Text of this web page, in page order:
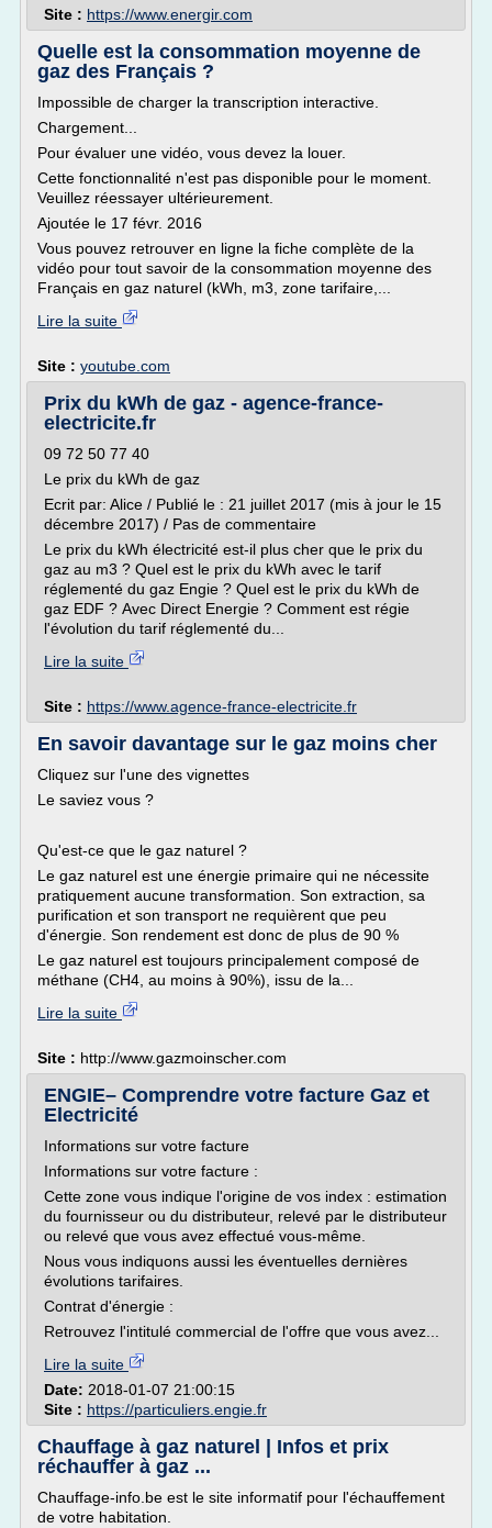
Site : https://www.energir.com
Quelle est la consommation moyenne de
gaz des Français ?
Impossible de charger la transcription interactive.
Chargement...
Pour évaluer une vidéo, vous devez la louer.
Cette fonctionnalité n'est pas disponible pour le moment.
Veuillez réessayer ultérieurement.
Ajoutée le 17 févr. 2016
Vous pouvez retrouver en ligne la fiche complète de la
vidéo pour tout savoir de la consommation moyenne des
Français en gaz naturel (kWh, m3, zone tarifaire,...
Lire la suite
Site : youtube.com
Prix du kWh de gaz - agence-france-
electricite.fr
09 72 50 77 40
Le prix du kWh de gaz
Ecrit par: Alice / Publié le : 21 juillet 2017 (mis à jour le 15
décembre 2017) / Pas de commentaire
Le prix du kWh électricité est-il plus cher que le prix du
gaz au m3 ? Quel est le prix du kWh avec le tarif
réglementé du gaz Engie ? Quel est le prix du kWh de
gaz EDF ? Avec Direct Energie ? Comment est régie
l'évolution du tarif réglementé du...
Lire la suite
Site : https://www.agence-france-electricite.fr
En savoir davantage sur le gaz moins cher
Cliquez sur l'une des vignettes
Le saviez vous ?
Qu'est-ce que le gaz naturel ?
Le gaz naturel est une énergie primaire qui ne nécessite
pratiquement aucune transformation. Son extraction, sa
purification et son transport ne requièrent que peu
d'énergie. Son rendement est donc de plus de 90 %
Le gaz naturel est toujours principalement composé de
méthane (CH4, au moins à 90%), issu de la...
Lire la suite
Site : http://www.gazmoinscher.com
ENGIE– Comprendre votre facture Gaz et
Electricité
Informations sur votre facture
Informations sur votre facture :
Cette zone vous indique l'origine de vos index : estimation
du fournisseur ou du distributeur, relevé par le distributeur
ou relevé que vous avez effectué vous-même.
Nous vous indiquons aussi les éventuelles dernières
évolutions tarifaires.
Contrat d'énergie :
Retrouvez l'intitulé commercial de l'offre que vous avez...
Lire la suite
Date: 2018-01-07 21:00:15
Site : https://particuliers.engie.fr
Chauffage à gaz naturel | Infos et prix
réchauffer à gaz ...
Chauffage-info.be est le site informatif pour l'échauffement
de votre habitation.